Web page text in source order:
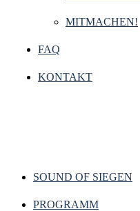
MITMACHEN!
FAQ
KONTAKT
SOUND OF SIEGEN
PROGRAMM